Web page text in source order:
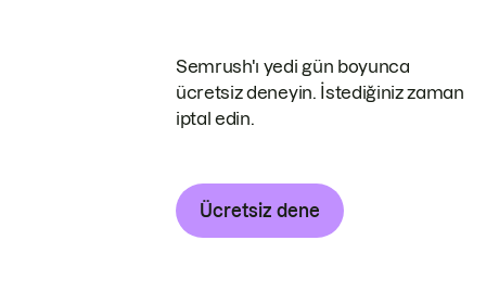
Semrush'ı yedi gün boyunca
ücretsiz deneyin. İstediğiniz zaman
iptal edin.
Ücretsiz dene